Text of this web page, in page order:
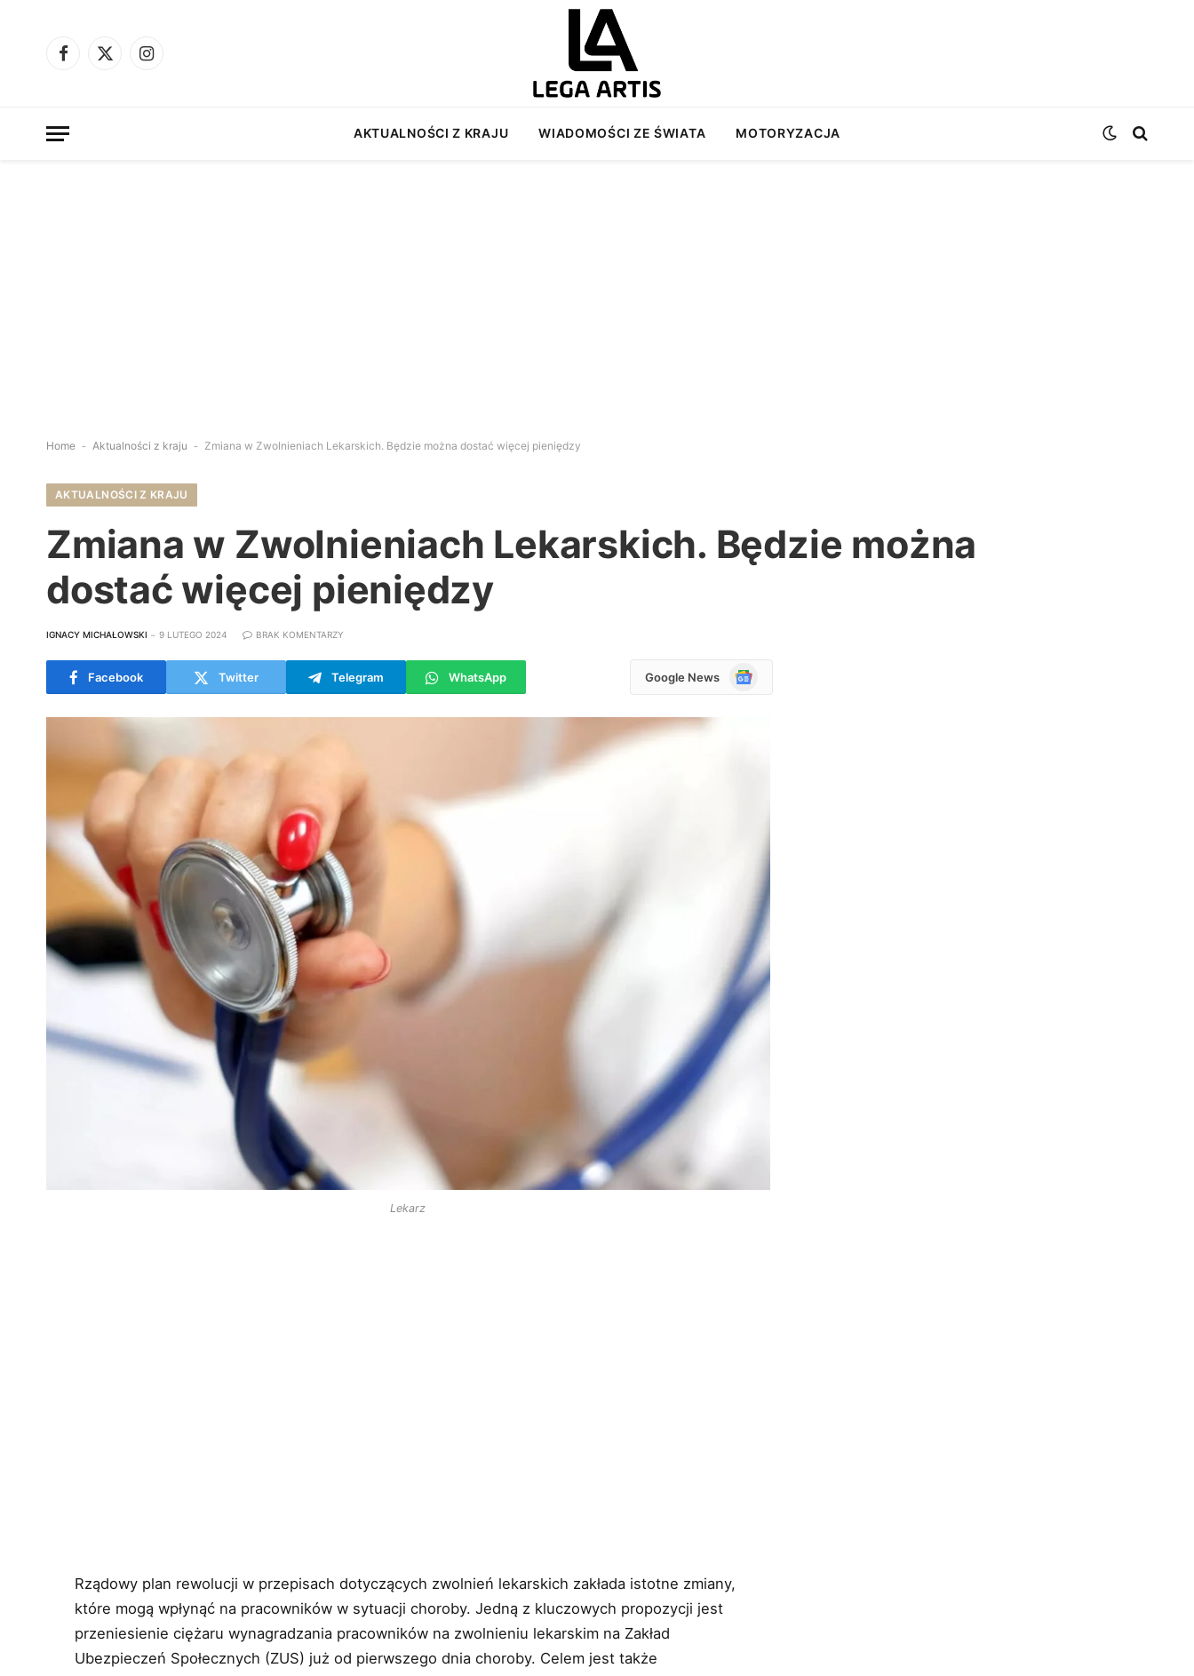
Facebook
X
Instagram
AKTUALNOŚCI Z KRAJU WIADOMOŚCI ZE ŚWIATA MOTORYZACJA
Home - Aktualności z kraju - Zmiana w Zwolnieniach Lekarskich. Będzie można dostać więcej pieniędzy
AKTUALNOŚCI Z KRAJU
Zmiana w Zwolnieniach Lekarskich. Będzie można
dostać więcej pieniędzy
IGNACY MICHAŁOWSKI 9 LUTEGO 2024 BRAK KOMENTARZY
Facebook Twitter Telegram WhatsApp Google News
Google
Lekarz
Rządowy plan rewolucji w przepisach dotyczących zwolnień lekarskich zakłada istotne zmiany,
które mogą wpłynąć na pracowników w sytuacji choroby. Jedną z kluczowych propozycji jest
przeniesienie ciężaru wynagradzania pracowników na zwolnieniu lekarskim na Zakład
Ubezpieczeń Społecznych (ZUS) już od pierwszego dnia choroby. Celem jest także